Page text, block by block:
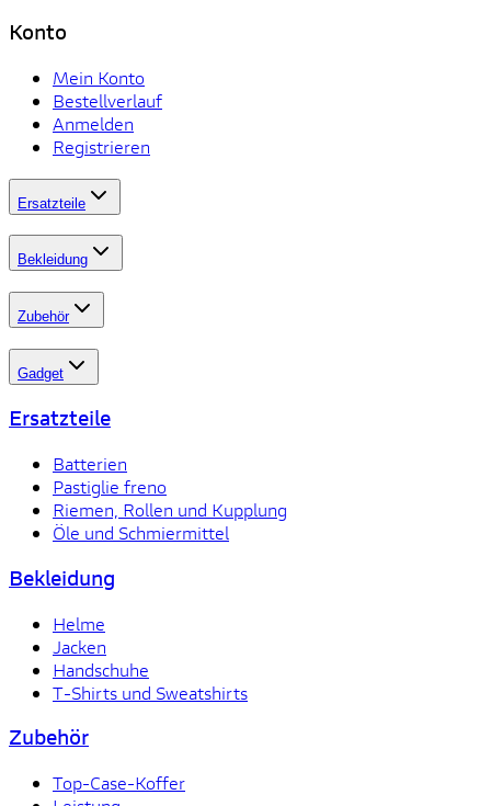
Konto
Mein Konto
Bestellverlauf
Anmelden
Registrieren
Ersatzteile
Bekleidung
Zubehör
Gadget
Ersatzteile
Batterien
Pastiglie freno
Riemen, Rollen und Kupplung
Öle und Schmiermittel
Bekleidung
Helme
Jacken
Handschuhe
T-Shirts und Sweatshirts
Zubehör
Top-Case-Koffer